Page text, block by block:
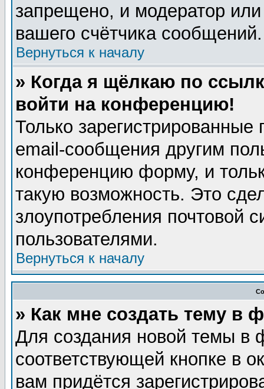
запрещено, и модератор
вашего счётчика сообщений.
Вернуться к началу
» Когда я щёлкаю по
войти на конференцию!
Только зарегистрированные
email-сообщения другим
конференцию форму, и
такую возможность. Это
злоупотребления почтовой
пользователями.
Вернуться к началу
» Как мне создать тему в
Для создания новой темы в
соответствующей кнопке в
вам придётся